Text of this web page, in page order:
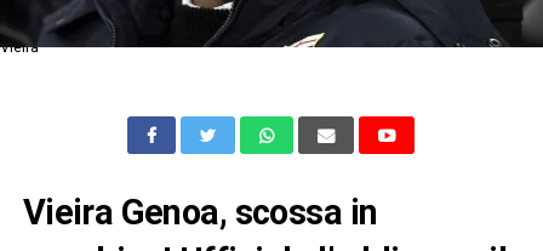
Vieira
Vieira Genoa, scossa in